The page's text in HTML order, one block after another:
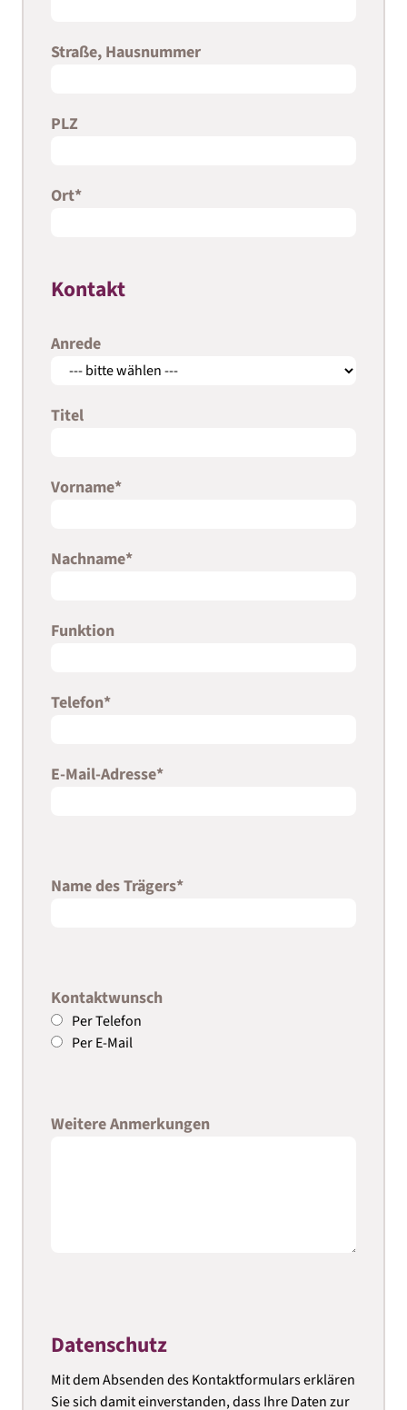
Straße, Hausnummer
PLZ
Ort*
Kontakt
Anrede
Titel
Vorname*
Nachname*
Funktion
Telefon*
E-Mail-Adresse*
Name des Trägers*
Kontaktwunsch
Per Telefon
Per E-Mail
Weitere Anmerkungen
Datenschutz
Mit dem Absenden des Kontaktformulars erklären
Sie sich damit einverstanden, dass Ihre Daten zur